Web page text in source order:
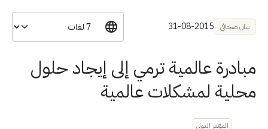
بيان صحافي 31-08-2015
مبادرة عالمية ترمي إلى إيجاد حلول
محلية لمشكلات عالمية
المؤتمر الدولي